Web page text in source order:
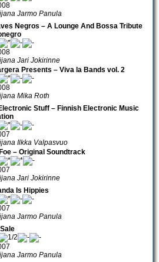
Jarmo Panula
Negros – A Lounge And Bossa Tribute
Jari Jokirinne
Presents – Viva la Bands vol. 2
Mika Roth
Stuff – Finnish Electronic Music
Ilkka Valpasvuo
– Original Soundtrack
Jari Jokirinne
Is Hippies
Jarmo Panula
Jarmo Panula